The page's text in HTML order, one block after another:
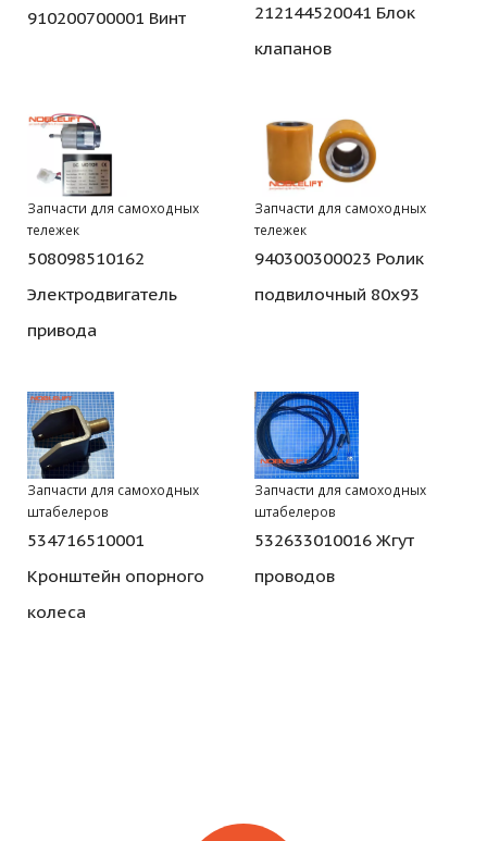
910200700001 Винт
212144520041 Блок
клапанов
Запчасти для самоходных
тележек
508098510162
Электродвигатель
привода
Запчасти для самоходных
тележек
940300300023 Ролик
подвилочный 80х93
Запчасти для самоходных
штабелеров
534716510001
Кронштейн опорного
колеса
Запчасти для самоходных
штабелеров
532633010016 Жгут
проводов